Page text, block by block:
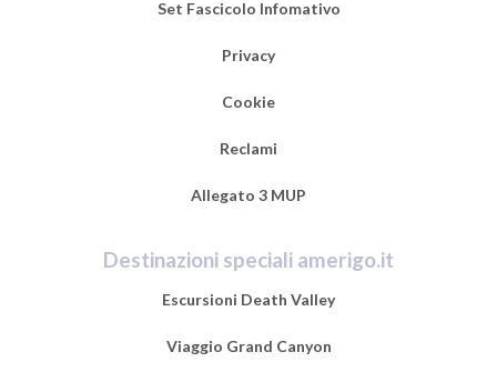
Set Fascicolo Infomativo
Privacy
Cookie
Reclami
Allegato 3 MUP
Destinazioni speciali amerigo.it
Escursioni Death Valley
Viaggio Grand Canyon